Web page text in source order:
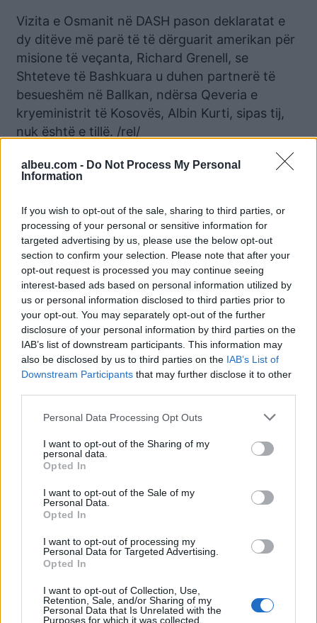
albeu.com - Do Not Process My Personal
Information
If you wish to opt-out of the sale, sharing to third parties, or
processing of your personal or sensitive information for
targeted advertising by us, please use the below opt-out
section to confirm your selection. Please note that after your
opt-out request is processed you may continue seeing
interest-based ads based on personal information utilized by
us or personal information disclosed to third parties prior to
your opt-out. You may separately opt-out of the further
disclosure of your personal information by third parties on the
IAB’s list of downstream participants. This information may
also be disclosed by us to third parties on the IAB’s List of
Downstream Participants that may further disclose it to other
Personal Data Processing Opt Outs
I want to opt-out of the Sharing of my
personal data.
Opted In
I want to opt-out of the Sale of my
Personal Data.
Opted In
I want to opt-out of processing my
Personal Data for Targeted Advertising.
Opted In
I want to opt-out of Collection, Use,
Retention, Sale, and/or Sharing of my
Personal Data that Is Unrelated with the
Purposes for which it was collected.
Vizita e Osmanit në DASH pason deklaratat e
dy ditëve më parë të të dërguarit amerikan për
misione të veçanta, Richard Grenell, se
Shteteve të Bashkuara u duhen partnerë të
besueshëm në Ballkan, ndërsa Qeveria e
kryeministrit të Kosovës, Albin Kurti, sipas tij,
nuk është e tillë. /rel/
Lajme të ngjashme:
Osmani takim me
Kasanof, thekson
rëndësinë e anëtarësimit
në NATO
Osmani takohet me ish-
komandantin suprem të
NATO-s për Evropën: Rol
të rëndësishëm për lirinë
e Kosovës
Osmani takohet me
diskutojnë për
koordinimin e aktiviteteve
për vizitën e sekretarit të
NATO-s